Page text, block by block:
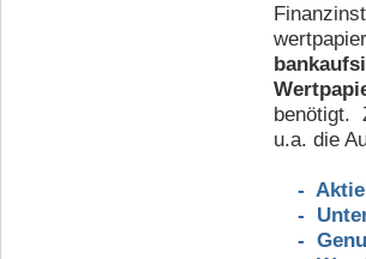
u.a. die
-
-
-